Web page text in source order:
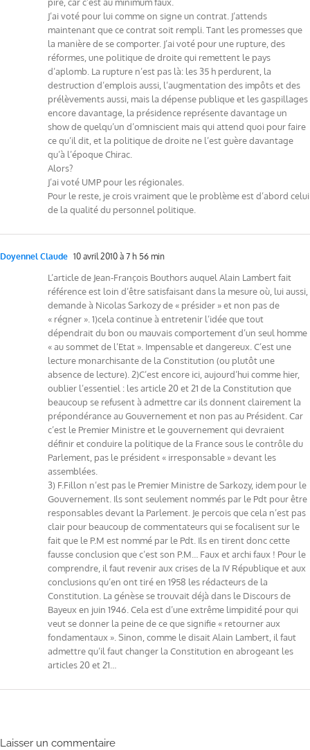
J’ai voté pour lui comme on signe un contrat. J’attends
maintenant que ce contrat soit rempli. Tant les promesses que
la manière de se comporter. J’ai voté pour une rupture, des
réformes, une politique de droite qui remettent le pays
d’aplomb. La rupture n’est pas là: les 35 h perdurent, la
destruction d’emplois aussi, l’augmentation des impôts et des
prélèvements aussi, mais la dépense publique et les gaspillages
encore davantage, la présidence représente davantage un
show de quelqu’un d’omniscient mais qui attend quoi pour faire
ce qu’il dit, et la politique de droite ne l’est guère davantage
qu’à l’époque Chirac.
Alors?
J’ai voté UMP pour les régionales.
Pour le reste, je crois vraiment que le problème est d’abord celui
de la qualité du personnel politique.
Doyennel Claude 10 avril 2010 à 7 h 56 min
L’article de Jean-François Bouthors auquel Alain Lambert fait
référence est loin d’être satisfaisant dans la mesure où, lui aussi,
demande à Nicolas Sarkozy de « présider » et non pas de
« régner ». 1)cela continue à entretenir l’idée que tout
dépendrait du bon ou mauvais comportement d’un seul homme
« au sommet de l’Etat ». Impensable et dangereux. C’est une
lecture monarchisante de la Constitution (ou plutôt une
absence de lecture). 2)C’est encore ici, aujourd’hui comme hier,
oublier l’essentiel : les article 20 et 21 de la Constitution que
beaucoup se refusent à admettre car ils donnent clairement la
prépondérance au Gouvernement et non pas au Président. Car
c’est le Premier Ministre et le gouvernement qui devraient
définir et conduire la politique de la France sous le contrôle du
Parlement, pas le président « irresponsable » devant les
assemblées.
3) F.Fillon n’est pas le Premier Ministre de Sarkozy, idem pour le
Gouvernement. Ils sont seulement nommés par le Pdt pour être
responsables devant la Parlement. Je percois que cela n’est pas
clair pour beaucoup de commentateurs qui se focalisent sur le
fait que le P.M est nommé par le Pdt. Ils en tirent donc cette
fausse conclusion que c’est son P.M… Faux et archi faux ! Pour le
comprendre, il faut revenir aux crises de la IV République et aux
conclusions qu’en ont tiré en 1958 les rédacteurs de la
Constitution. La génèse se trouvait déjà dans le Discours de
Bayeux en juin 1946. Cela est d’une extrême limpidité pour qui
veut se donner la peine de ce que signifie « retourner aux
fondamentaux ». Sinon, comme le disait Alain Lambert, il faut
admettre qu’il faut changer la Constitution en abrogeant les
articles 20 et 21…
Laisser un commentaire